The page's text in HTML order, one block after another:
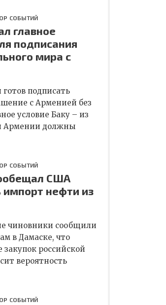
СОБЫТИЙ
главное
подписания
мира с
подписать
с Арменией без
условие Баку – из
Армении должны
СОБЫТИЙ
США
импорт нефти из
чиновники сообщили
в Дамаске, что
российской
вероятность
СОБЫТИЙ